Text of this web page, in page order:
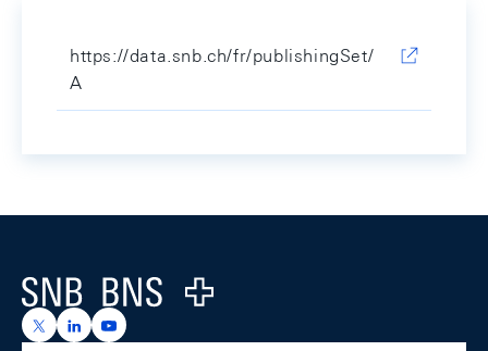
https://data.snb.ch/fr/publishingSet/
A
Logo
https://x.com/snb_bns
https://ch.linkedin.com/company/swiss-national-
https://www.youtube.com/@swissnationalbank